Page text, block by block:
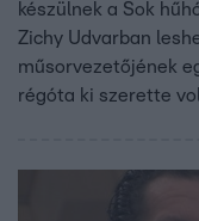
készülnek a Sok
Zichy Udvarban
műsorvezetőjének
régóta ki szerette